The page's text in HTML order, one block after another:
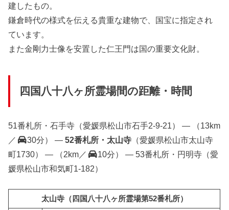
建したもの。
鎌倉時代の様式を伝える貴重な建物で、国宝に指定され
ています。
また金剛力士像を安置した仁王門は国の重要文化財。
四国八十八ヶ所霊場間の距離・時間
51番札所・石手寺（愛媛県松山市石手2-9-21） — （13km
／
30分） —52番札所・太山寺 （愛媛県松山市太山寺
町1730） — （2km／
10分） — 53番札所・円明寺（愛
媛県松山市和気町1-182）
太山寺（四国八十八ヶ所霊場第52番札所）